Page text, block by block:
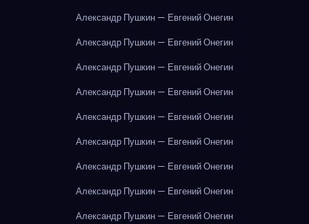
Александр Пушкин — Евгений Онегин
Александр Пушкин — Евгений Онегин
Александр Пушкин — Евгений Онегин
Александр Пушкин — Евгений Онегин
Александр Пушкин — Евгений Онегин
Александр Пушкин — Евгений Онегин
Александр Пушкин — Евгений Онегин
Александр Пушкин — Евгений Онегин
Александр Пушкин — Евгений Онегин